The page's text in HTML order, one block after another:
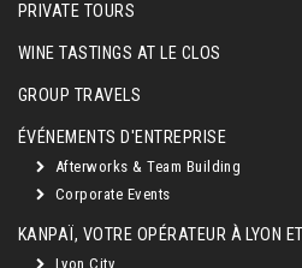
PRIVATE TOURS
WINE TASTINGS AT LE CLOS
GROUP TRAVELS
ÉVÉNEMENTS D'ENTREPRISE
Afterworks & Team Building
Corporate Events
KANPAÏ, VOTRE OPÉRATEUR À LYON
Lyon City